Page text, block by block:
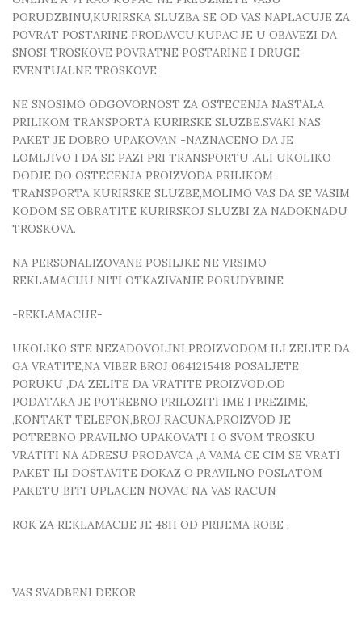
PORUDZBINU,KURIRSKA SLUZBA SE OD VAS NAPLACUJE ZA
POVRAT POSTARINE PRODAVCU.KUPAC JE U OBAVEZI DA
SNOSI TROSKOVE POVRATNE POSTARINE I DRUGE
EVENTUALNE TROSKOVE
NE SNOSIMO ODGOVORNOST ZA OSTECENJA NASTALA
PRILIKOM TRANSPORTA KURIRSKE SLUZBE.SVAKI NAS
PAKET JE DOBRO UPAKOVAN -NAZNACENO DA JE
LOMLJIVO I DA SE PAZI PRI TRANSPORTU .ALI UKOLIKO
DODJE DO OSTECENJA PROIZVODA PRILIKOM
TRANSPORTA KURIRSKE SLUZBE,MOLIMO VAS DA SE VASIM
KODOM SE OBRATITE KURIRSKOJ SLUZBI ZA NADOKNADU
TROSKOVA.
NA PERSONALIZOVANE POSILJKE NE VRSIMO
REKLAMACIJU NITI OTKAZIVANJE PORUDYBINE
-REKLAMACIJE-
UKOLIKO STE NEZADOVOLJNI PROIZVODOM ILI ZELITE DA
GA VRATITE,NA VIBER BROJ 0641215418 POSALJETE
PORUKU ,DA ZELITE DA VRATITE PROIZVOD.OD
PODATAKA JE POTREBNO PRILOZITI IME I PREZIME,
,KONTAKT TELEFON,BROJ RACUNA.PROIZVOD JE
POTREBNO PRAVILNO UPAKOVATI I O SVOM TROSKU
VRATITI NA ADRESU PRODAVCA ,A VAMA CE CIM SE VRATI
PAKET ILI DOSTAVITE DOKAZ O PRAVILNO POSLATOM
PAKETU BITI UPLACEN NOVAC NA VAS RACUN
ROK ZA REKLAMACIJE JE 48H OD PRIJEMA ROBE .
VAS SVADBENI DEKOR